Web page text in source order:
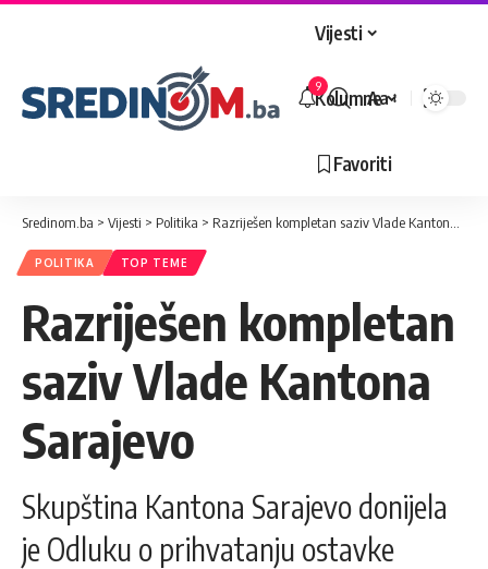
Vijesti
Kolumne
Favoriti
9
Veličina
Aa
Sredinom.ba > Vijesti > Politika > Razriješen kompletan saziv Vlade Kantona Sarajevo
POLITIKA TOP TEME
Razriješen kompletan
saziv Vlade Kantona
Sarajevo
Skupština Kantona Sarajevo donijela
je Odluku o prihvatanju ostavke